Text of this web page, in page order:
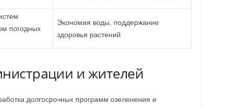
погодных
Экономия воды, поддержание
здоровья растений
и жителей
долгосрочных программ озеленения и